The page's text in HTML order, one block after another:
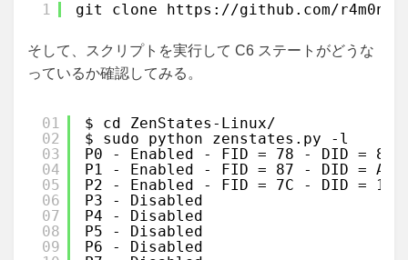
1 git clone https://github.com/r4m0n/
そして、スクリプトを実行して C6 ステートがどうな
っているか確認してみる。
01
02
03
04
05
06
07
08
09
$ cd ZenStates-Linux/
$ sudo python zenstates.py -l
P0 - Enabled - FID = 78 - DID = 8
P1 - Enabled - FID = 87 - DID = A
P2 - Enabled - FID = 7C - DID =
P3 - Disabled
P4 - Disabled
P5 - Disabled
P6 - Disabled